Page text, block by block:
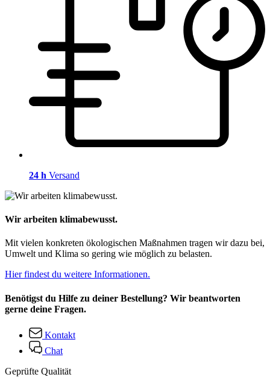
24 h Versand
Wir arbeiten klimabewusst.
Mit vielen konkreten ökologischen Maßnahmen tragen wir dazu bei,
Umwelt und Klima so gering wie möglich zu belasten.
Hier findest du weitere Informationen.
Benötigst du Hilfe zu deiner Bestellung? Wir beantworten
gerne deine Fragen.
Kontakt
Chat
Geprüfte Qualität